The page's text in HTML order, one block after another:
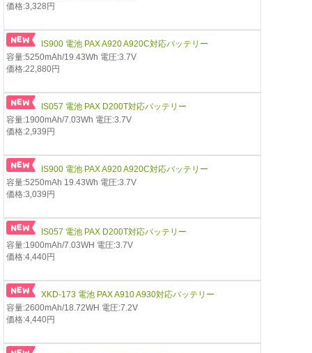
価格:3,328円
IS900 電池 PAX A920 A920C対応バッテリー
容量:5250mAh/19.43Wh 電圧:3.7V
価格:22,880円
IS057 電池 PAX D200T対応バッテリー
容量:1900mAh/7.03Wh 電圧:3.7V
価格:2,939円
IS900 電池 PAX A920 A920C対応バッテリー
容量:5250mAh 19.43Wh 電圧:3.7V
価格:3,039円
IS057 電池 PAX D200T対応バッテリー
容量:1900mAh/7.03WH 電圧:3.7V
価格:4,440円
XKD-173 電池 PAX A910 A930対応バッテリー
容量:2600mAh/18.72WH 電圧:7.2V
価格:4,440円